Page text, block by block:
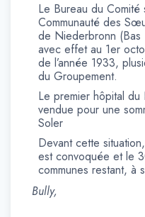
Le Bureau du
Communauté des
de Niederbronn (Bas
avec effet au 1er
de l’année 1933,
du Groupement.
Le premier hôpital
vendue pour une
Soler
Devant cette
est convoquée et le
communes restant, à
Bully,